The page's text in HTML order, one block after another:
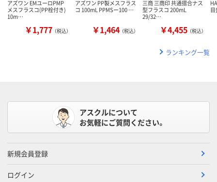
アズワン EMユーロPMP
メスフラスコ(PP栓付き)
10m…
￥1,777 （税込）
アズワン PP製メスフラス
コ 100mL PPMSー100 …
￥1,464 （税込）
三商 三商印 共通摺合ナス
型フラスコ 200mL
29/32…
￥4,455 （税込）
ランキング一覧
アスクルについて
お気軽にご質問ください。
新規会員登録
ログイン